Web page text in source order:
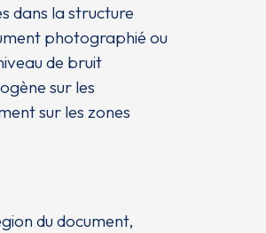
dans la structure
photographié ou
de bruit
sur les
sur les zones
du document,